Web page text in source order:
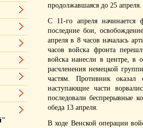
продолжавшаяся до 25 апреля.
С 11-го апреля начинается
последние бои,
апреля в 8 часов началась
часов войска фронта
войска нанесли в центре, в
расчленения немецкой
частям. Противник оказал
наступающие части
последовали беспрерывные
обеда 13 апреля.
В ходе Венской операции